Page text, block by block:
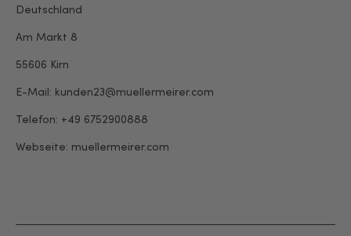
Deutschland
Am Markt 8
55606 Kirn
E-Mail: kunden23@muellermeirer.com
Telefon: +49 6752900888
Webseite: muellermeirer.com